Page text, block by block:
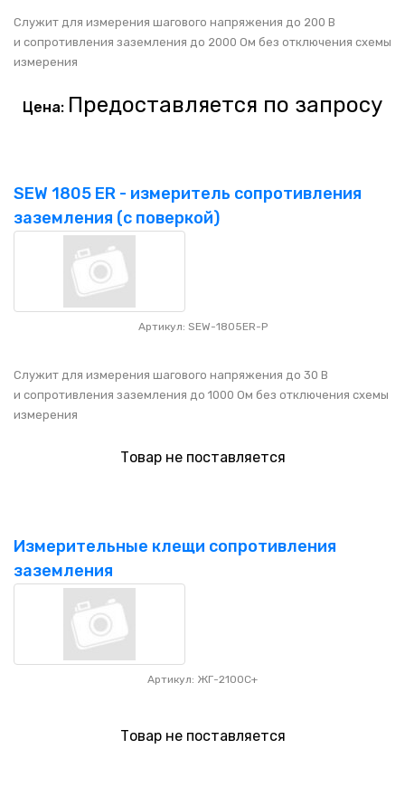
Служит для измерения шагового напряжения до 200 В
и сопротивления заземления до 2000 Ом без отключения схемы
измерения
Цена: Предоставляется по запросу
SEW 1805 ER - измеритель сопротивления
заземления (с поверкой)
Артикул: SEW-1805ER-P
Служит для измерения шагового напряжения до 30 В
и сопротивления заземления до 1000 Ом без отключения схемы
измерения
Товар не поставляется
Измерительные клещи сопротивления
заземления
Артикул: ЖГ-2100С+
Товар не поставляется